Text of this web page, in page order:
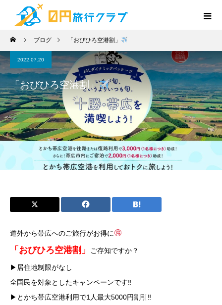
ブログ 「おびひろ空港割」
2022.07.20
「おびひろ空港割」
道外から帯広へのご旅行がお得に
「おびひろ空港割」 ご存知ですか？
▶︎居住地制限がなし
全国民を対象としたキャンペーンです‼︎
▶︎とかち帯広空港利用で1人最大5000円割引‼︎